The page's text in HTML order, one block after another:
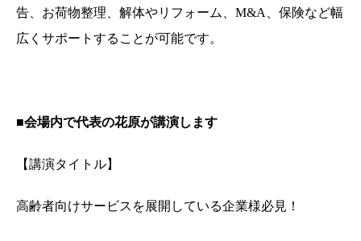
告、お荷物整理、解体やリフォーム、M&A、保険など幅
広くサポートすることが可能です。
■会場内で代表の花原が講演します
【講演タイトル】
高齢者向けサービスを展開している企業様必見！